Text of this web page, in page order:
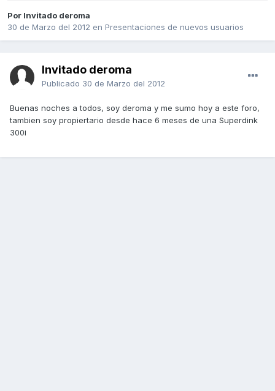
Por Invitado deroma
30 de Marzo del 2012 en Presentaciones de nuevos usuarios
Invitado deroma
Publicado 30 de Marzo del 2012
Buenas noches a todos, soy deroma y me sumo hoy a este foro,
tambien soy propiertario desde hace 6 meses de una Superdink
300i